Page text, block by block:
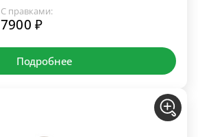
С правками:
7900 ₽
Подробнее